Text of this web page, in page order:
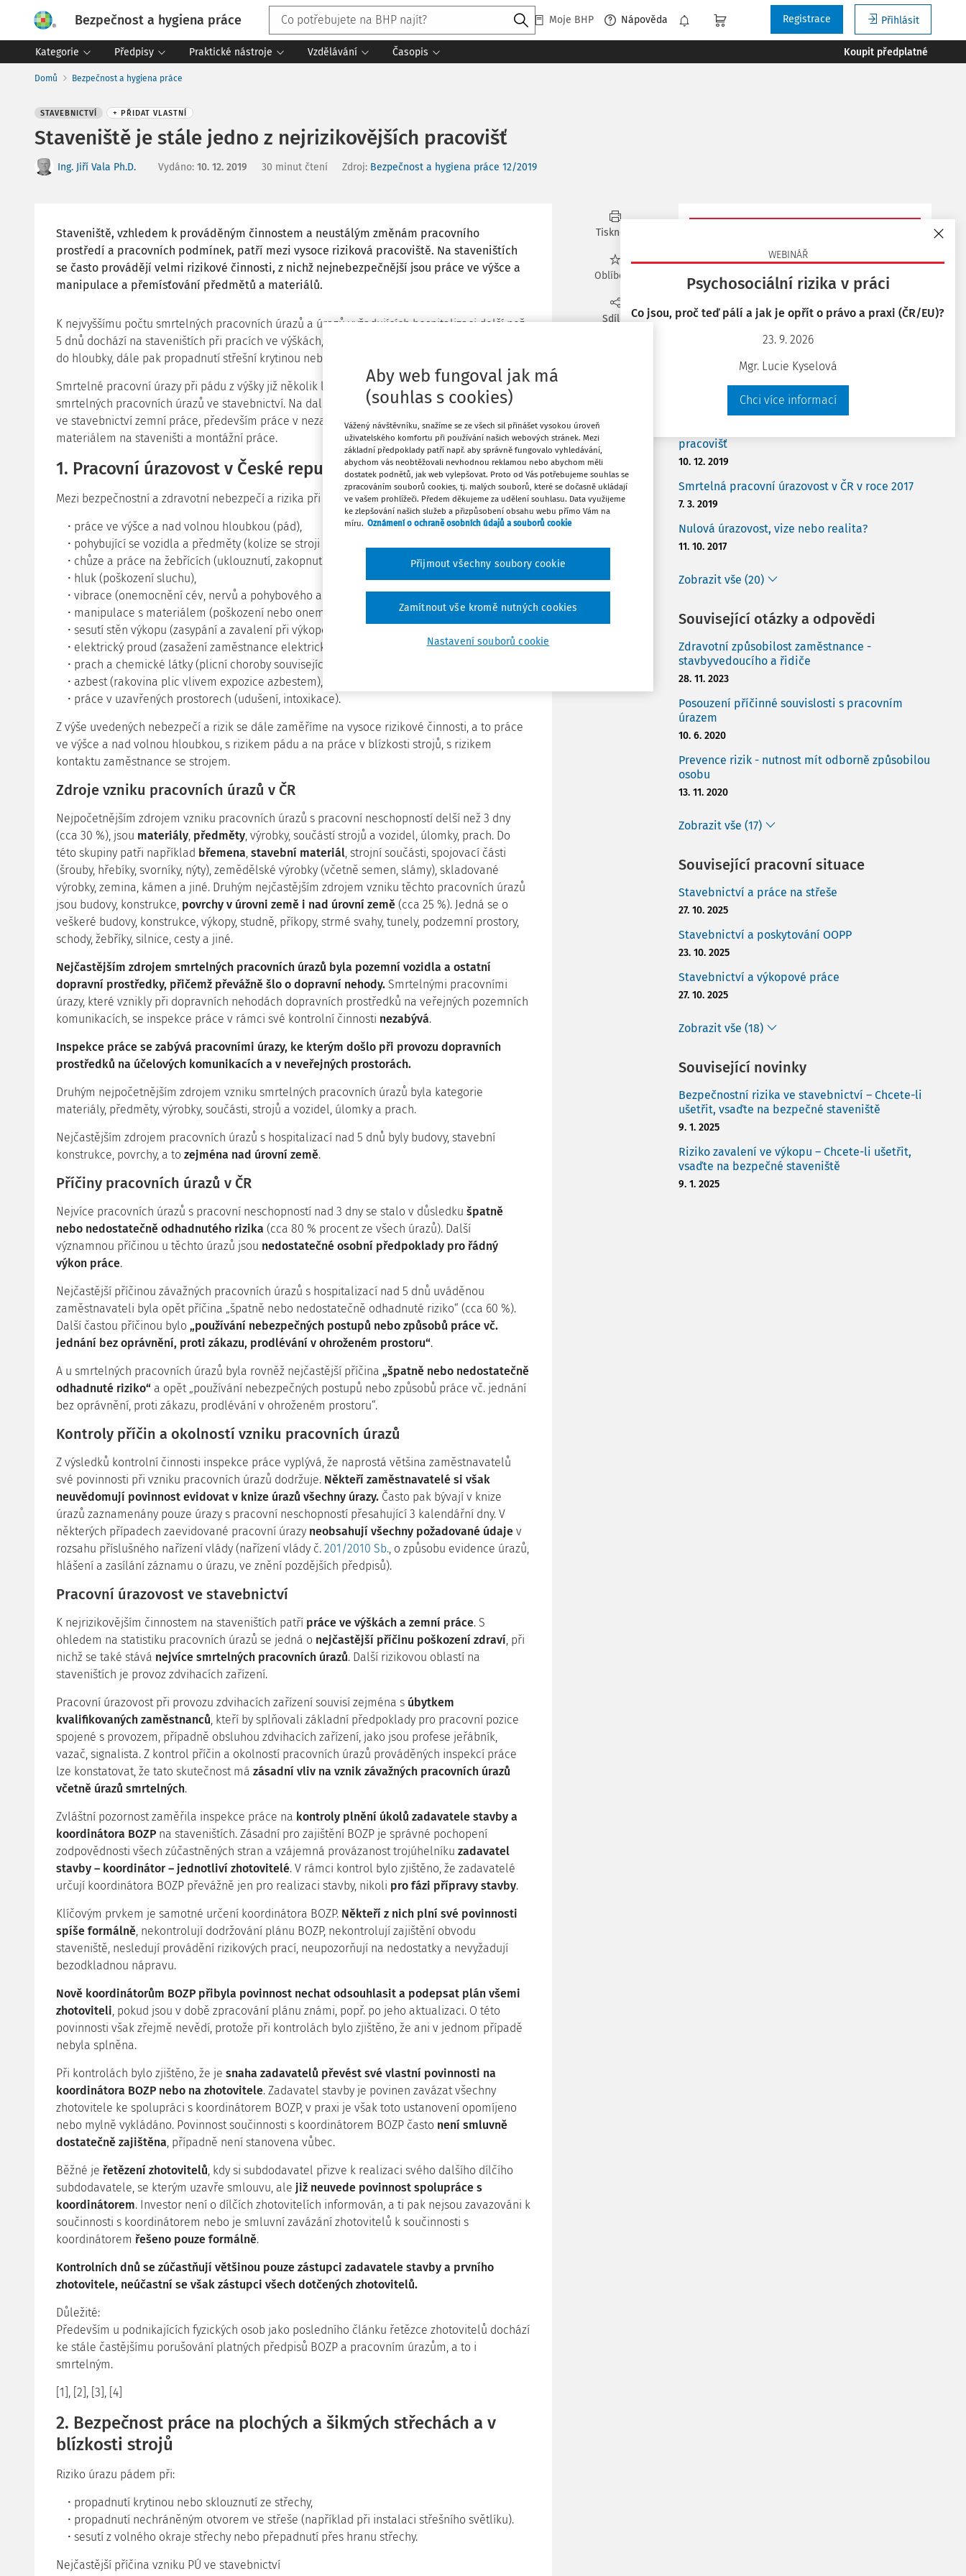
Bezpečnost a hygiena práce Moje BHP Nápověda Přihlásit
Registrace
Kategorie Předpisy Praktické nástroje Vzdělávání Časopis Koupit předplatné
WEBINÁŘ
Psychosociální rizika v práci
Co jsou, proč teď pálí a jak je opřít o právo a praxi (ČR/EU)?
23. 9. 2026
Mgr. Lucie Kyselová
Chci více informací
Domů Bezpečnost a hygiena práce
STAVEBNICTVÍ + PŘIDAT VLASTNÍ
Staveniště je stále jedno z nejrizikovějších pracovišť
Ing. Jiří Vala Ph.D. Vydáno: 10. 12. 2019 30 minut čtení Zdroj: Bezpečnost a hygiena práce 12/2019
Staveniště, vzhledem k prováděným činnostem a neustálým změnám pracovního
prostředí a pracovních podmínek, patří mezi vysoce riziková pracoviště. Na staveništích
se často provádějí velmi rizikové činnosti, z nichž nejnebezpečnější jsou práce ve výšce a
manipulace a přemísťování předmětů a materiálů.
K nejvyššímu počtu smrtelných pracovních úrazů a úrazů vyžadujících hospitalizaci delší než
5 dnů dochází na staveništích při pracích ve výškách, kde zdrojem úrazu je pád z výšky nebo
do hloubky, dále pak propadnutí střešní krytinou nebo sesutí z volného okraje.
Smrtelné pracovní úrazy při pádu z výšky již několik let představují více než polovinu
smrtelných pracovních úrazů ve stavebnictví. Na dalších místech vykazují nejvyšší úrazovost
ve stavebnictví zemní práce, především práce v nezajištěných výkopech a při manipulaci s
materiálem na staveništi a montážní práce.
1. Pracovní úrazovost v České republice v roce 2018
Mezi bezpečnostní a zdravotní nebezpečí a rizika při práci na staveništích patří:
práce ve výšce a nad volnou hloubkou (pád),
pohybující se vozidla a předměty (kolize se stroji a materiály),
chůze a práce na žebřících (uklouznutí, zakopnutí a pády),
hluk (poškození sluchu),
vibrace (onemocnění cév, nervů a pohybového aparátu horních končetin),
manipulace s materiálem (poškození nebo onemocnění kloubů a dalších tkání),
sesutí stěn výkopu (zasypání a zavalení při výkopových pracích),
elektrický proud (zasažení zaměstnance elektrickým proudem),
prach a chemické látky (plicní choroby související s prací),
azbest (rakovina plic vlivem expozice azbestem),
práce v uzavřených prostorech (udušení, intoxikace).
Z výše uvedených nebezpečí a rizik se dále zaměříme na vysoce rizikové činnosti, a to práce
ve výšce a nad volnou hloubkou, s rizikem pádu a na práce v blízkosti strojů, s rizikem
kontaktu zaměstnance se strojem.
Zdroje vzniku pracovních úrazů v ČR
Nejpočetnějším zdrojem vzniku pracovních úrazů s pracovní neschopností delší než 3 dny
(cca 30 %), jsou materiály, předměty, výrobky, součástí strojů a vozidel, úlomky, prach. Do
této skupiny patři například břemena, stavební materiál, strojní součásti, spojovací části
(šrouby, hřebíky, svorníky, nýty), zemědělské výrobky (včetně semen, slámy), skladované
výrobky, zemina, kámen a jiné. Druhým nejčastějším zdrojem vzniku těchto pracovních úrazů
jsou budovy, konstrukce, povrchy v úrovni země i nad úrovní země (cca 25 %). Jedná se o
veškeré budovy, konstrukce, výkopy, studně, příkopy, strmé svahy, tunely, podzemní prostory,
schody, žebříky, silnice, cesty a jiné.
Nejčastějším zdrojem smrtelných pracovních úrazů byla pozemní vozidla a ostatní
dopravní prostředky, přičemž převážně šlo o dopravní nehody. Smrtelnými pracovními
úrazy, které vznikly při dopravních nehodách dopravních prostředků na veřejných pozemních
komunikacích, se inspekce práce v rámci své kontrolní činnosti nezabývá.
Inspekce práce se zabývá pracovními úrazy, ke kterým došlo při provozu dopravních
prostředků na účelových komunikacích a v neveřejných prostorách.
Druhým nejpočetnějším zdrojem vzniku smrtelných pracovních úrazů byla kategorie
materiály, předměty, výrobky, součásti, strojů a vozidel, úlomky a prach.
Nejčastějším zdrojem pracovních úrazů s hospitalizací nad 5 dnů byly budovy, stavební
konstrukce, povrchy, a to zejména nad úrovní země.
Příčiny pracovních úrazů v ČR
Nejvíce pracovních úrazů s pracovní neschopností nad 3 dny se stalo v důsledku špatně
nebo nedostatečně odhadnutého rizika (cca 80 % procent ze všech úrazů). Další
významnou příčinou u těchto úrazů jsou nedostatečné osobní předpoklady pro řádný
výkon práce.
Nejčastější příčinou závažných pracovních úrazů s hospitalizací nad 5 dnů uváděnou
zaměstnavateli byla opět příčina „špatně nebo nedostatečně odhadnuté riziko“ (cca 60 %).
Další častou příčinou bylo „používání nebezpečných postupů nebo způsobů práce vč.
jednání bez oprávnění, proti zákazu, prodlévání v ohroženém prostoru“.
A u smrtelných pracovních úrazů byla rovněž nejčastější příčina „špatně nebo nedostatečně
odhadnuté riziko“ a opět „používání nebezpečných postupů nebo způsobů práce vč. jednání
bez oprávnění, proti zákazu, prodlévání v ohroženém prostoru“.
Kontroly příčin a okolností vzniku pracovních úrazů
Z výsledků kontrolní činnosti inspekce práce vyplývá, že naprostá většina zaměstnavatelů
své povinnosti při vzniku pracovních úrazů dodržuje. Někteří zaměstnavatelé si však
neuvědomují povinnost evidovat v knize úrazů všechny úrazy. Často pak bývají v knize
úrazů zaznamenány pouze úrazy s pracovní neschopností přesahující 3 kalendářní dny. V
některých případech zaevidované pracovní úrazy neobsahují všechny požadované údaje v
rozsahu příslušného nařízení vlády (nařízení vlády č. 201/2010 Sb., o způsobu evidence úrazů,
hlášení a zasílání záznamu o úrazu, ve znění pozdějších předpisů).
Pracovní úrazovost ve stavebnictví
K nejrizikovějším činnostem na staveništích patří práce ve výškách a zemní práce. S
ohledem na statistiku pracovních úrazů se jedná o nejčastější příčinu poškození zdraví, při
nichž se také stává nejvíce smrtelných pracovních úrazů. Další rizikovou oblastí na
staveništích je provoz zdvihacích zařízení.
Pracovní úrazovost při provozu zdvihacích zařízení souvisí zejména s úbytkem
kvalifikovaných zaměstnanců, kteří by splňovali základní předpoklady pro pracovní pozice
spojené s provozem, případně obsluhou zdvihacích zařízení, jako jsou profese jeřábník,
vazač, signalista. Z kontrol příčin a okolností pracovních úrazů prováděných inspekcí práce
lze konstatovat, že tato skutečnost má zásadní vliv na vznik závažných pracovních úrazů
včetně úrazů smrtelných.
Zvláštní pozornost zaměřila inspekce práce na kontroly plnění úkolů zadavatele stavby a
koordinátora BOZP na staveništích. Zásadní pro zajištění BOZP je správné pochopení
zodpovědnosti všech zúčastněných stran a vzájemná provázanost trojúhelníku zadavatel
stavby – koordinátor – jednotliví zhotovitelé. V rámci kontrol bylo zjištěno, že zadavatelé
určují koordinátora BOZP převážně jen pro realizaci stavby, nikoli pro fázi přípravy stavby.
Klíčovým prvkem je samotné určení koordinátora BOZP. Někteří z nich plní své povinnosti
spíše formálně, nekontrolují dodržování plánu BOZP, nekontrolují zajištění obvodu
staveniště, nesledují provádění rizikových prací, neupozorňují na nedostatky a nevyžadují
bezodkladnou nápravu.
Nově koordinátorům BOZP přibyla povinnost nechat odsouhlasit a podepsat plán všemi
zhotoviteli, pokud jsou v době zpracování plánu známi, popř. po jeho aktualizaci. O této
povinnosti však zřejmě nevědí, protože při kontrolách bylo zjištěno, že ani v jednom případě
nebyla splněna.
Při kontrolách bylo zjištěno, že je snaha zadavatelů převést své vlastní povinnosti na
koordinátora BOZP nebo na zhotovitele. Zadavatel stavby je povinen zavázat všechny
zhotovitele ke spolupráci s koordinátorem BOZP, v praxi je však toto ustanovení opomíjeno
nebo mylně vykládáno. Povinnost součinnosti s koordinátorem BOZP často není smluvně
dostatečně zajištěna, případně není stanovena vůbec.
Běžné je řetězení zhotovitelů, kdy si subdodavatel přizve k realizaci svého dalšího dílčího
subdodavatele, se kterým uzavře smlouvu, ale již neuvede povinnost spolupráce s
koordinátorem. Investor není o dílčích zhotovitelích informován, a ti pak nejsou zavazováni k
součinnosti s koordinátorem nebo je smluvní zavázání zhotovitelů k součinnosti s
koordinátorem řešeno pouze formálně.
Kontrolních dnů se zúčastňují většinou pouze zástupci zadavatele stavby a prvního
zhotovitele, neúčastní se však zástupci všech dotčených zhotovitelů.
Důležité:
Především u podnikajících fyzických osob jako posledního článku řetězce zhotovitelů dochází
ke stále častějšímu porušování platných předpisů BOZP a pracovním úrazům, a to i
smrtelným.
[1], [2], [3], [4]
2. Bezpečnost práce na plochých a šikmých střechách a v
blízkosti strojů
Riziko úrazu pádem při:
propadnutí krytinou nebo sklouznutí ze střechy,
propadnutí nechráněným otvorem ve střeše (například při instalaci střešního světlíku).
sesutí z volného okraje střechy nebo přepadnutí přes hranu střechy.
Nejčastější příčina vzniku PÚ ve stavebnictví
Tisknout
Oblíbené
Sdílet
Bezpečnost a hygiena práce
na 14 dní zdarma.
Chci přístup zdarma
Máte už předplatné?
Související články
pracovišť
10. 12. 2019
Smrtelná pracovní úrazovost v ČR v roce 2017
7. 3. 2019
Nulová úrazovost, vize nebo realita?
11. 10. 2017
Zobrazit vše (20)
Související otázky a odpovědi
Zdravotní způsobilost zaměstnance -
stavbyvedoucího a řidiče
28. 11. 2023
Posouzení příčinné souvislosti s pracovním
úrazem
10. 6. 2020
Prevence rizik - nutnost mít odborně způsobilou
osobu
13. 11. 2020
Zobrazit vše (17)
Související pracovní situace
Stavebnictví a práce na střeše
27. 10. 2025
Stavebnictví a poskytování OOPP
23. 10. 2025
Stavebnictví a výkopové práce
27. 10. 2025
Zobrazit vše (18)
Související novinky
Bezpečnostní rizika ve stavebnictví – Chcete-li
ušetřit, vsaďte na bezpečné staveniště
9. 1. 2025
Riziko zavalení ve výkopu – Chcete-li ušetřit,
vsaďte na bezpečné staveniště
9. 1. 2025
Aby web fungoval jak má
(souhlas s cookies)
Vážený návštěvníku, snažíme se ze všech sil přinášet vysokou úroveň
uživatelského komfortu při používání našich webových stránek. Mezi
základní předpoklady patří např. aby správně fungovalo vyhledávání,
abychom vás neobtěžovali nevhodnou reklamou nebo abychom měli
dostatek podnětů, jak web vylepšovat. Proto od Vás potřebujeme souhlas se
zpracováním souborů cookies, tj. malých souborů, které se dočasně ukládají
ve vašem prohlížeči. Předem děkujeme za udělení souhlasu. Data využijeme
ke zlepšování našich služeb a přizpůsobení obsahu webu přímo Vám na
míru. Oznámení o ochraně osobních údajů a souborů cookie
Nastavení souborů cookie
Zamítnout vše kromě nutných cookies
Přijmout všechny soubory cookie